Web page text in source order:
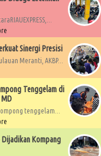
Sinergi Presisi
Meranti, AKBP...
Tenggelam di
tenggelam...
Kompang